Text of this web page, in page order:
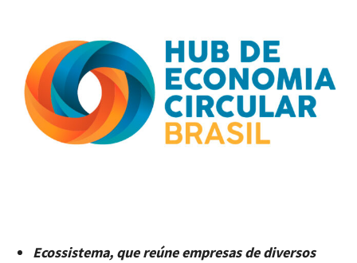
Ecossistema, que reúne empresas de diversos